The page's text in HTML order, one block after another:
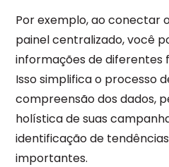
Por exemplo, ao conectar
painel centralizado, você
informações de diferentes
Isso simplifica o processo
compreensão dos dados,
holística de suas
identificação de
importantes.